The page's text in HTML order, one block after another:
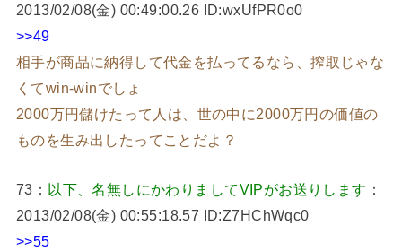
2013/02/08(金) 00:49:00.26 ID:wxUfPR0o0
>>49
相手が商品に納得して代金を払ってるなら、搾取じゃな
くてwin-winでしょ
2000万円儲けたって人は、世の中に2000万円の価値の
ものを生み出したってことだよ？
73： 以下、名無しにかわりましてVIPがお送りします ：
2013/02/08(金) 00:55:18.57 ID:Z7HChWqc0
>>55